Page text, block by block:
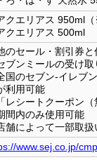
クエリアス 950ml
クエリアス 500ml
のセール・割引券と
ブンミールの受け取
国のセブン‐イレブ
利用可能
レシートクーポン（
間内のみ使用可能
舗によって一部取扱
www.sej.co.jp/